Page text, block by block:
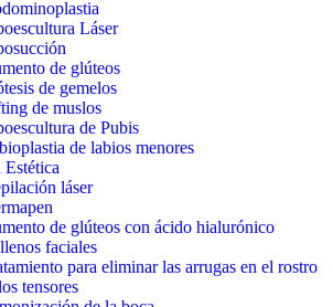
Láser
de glúteos
de gemelos
de muslos
de Pubis
de labios menores
láser
de glúteos con ácido hialurónico
faciales
para eliminar las arrugas en el rostro
tensores